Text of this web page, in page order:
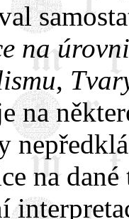
na
,
na
na